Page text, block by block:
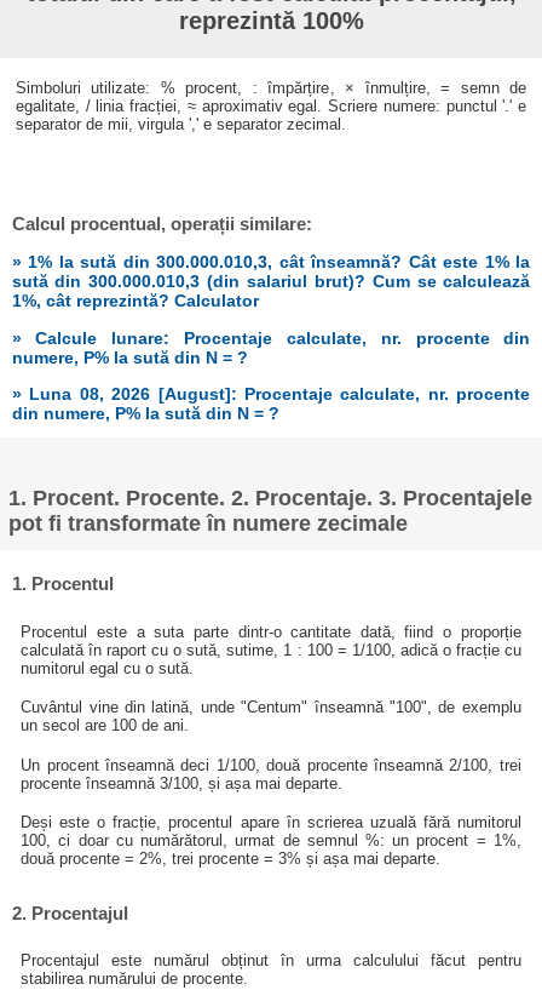
reprezintă 100%
Simboluri utilizate: % procent, : împărțire, × înmulțire, = semn de
egalitate, / linia fracției, ≈ aproximativ egal. Scriere numere: punctul '.' e
separator de mii, virgula ',' e separator zecimal.
Calcul procentual, operații similare:
» 1% la sută din 300.000.010,3, cât înseamnă? Cât este 1% la
sută din 300.000.010,3 (din salariul brut)? Cum se calculează
1%, cât reprezintă? Calculator
» Calcule lunare: Procentaje calculate, nr. procente din
numere, P% la sută din N = ?
» Luna 08, 2026 [August]: Procentaje calculate, nr. procente
din numere, P% la sută din N = ?
1. Procent. Procente. 2. Procentaje. 3. Procentajele
pot fi transformate în numere zecimale
1. Procentul
Procentul este a suta parte dintr-o cantitate dată, fiind o proporție
calculată în raport cu o sută, sutime, 1 : 100 = 1/100, adică o fracție cu
numitorul egal cu o sută.
Cuvântul vine din latină, unde "Centum" înseamnă "100", de exemplu
un secol are 100 de ani.
Un procent înseamnă deci 1/100, două procente înseamnă 2/100, trei
procente înseamnă 3/100, și așa mai departe.
Deși este o fracție, procentul apare în scrierea uzuală fără numitorul
100, ci doar cu numărătorul, urmat de semnul %: un procent = 1%,
două procente = 2%, trei procente = 3% și așa mai departe.
2. Procentajul
Procentajul este numărul obținut în urma calculului făcut pentru
stabilirea numărului de procente.